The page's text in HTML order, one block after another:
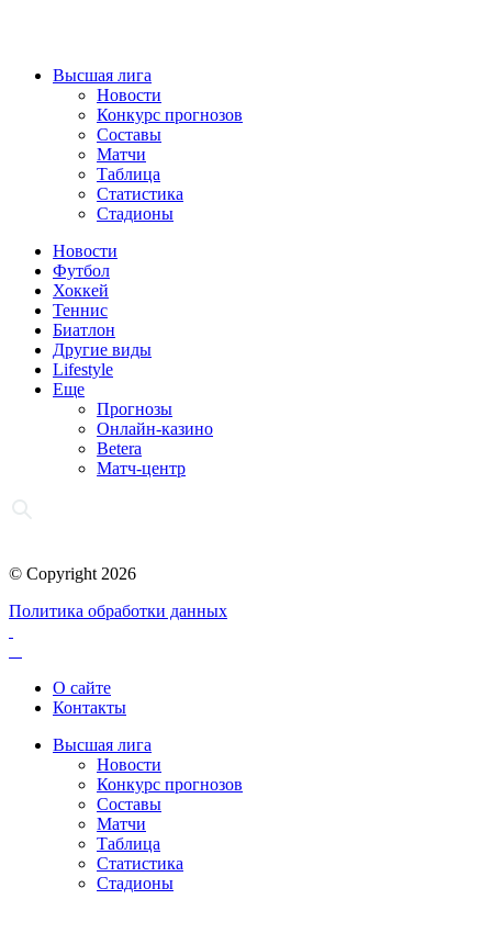
Высшая лига
Новости
Конкурс прогнозов
Составы
Матчи
Таблица
Статистика
Стадионы
Новости
Футбол
Хоккей
Теннис
Биатлон
Другие виды
Lifestyle
Еще
Прогнозы
Онлайн-казино
Betera
Матч-центр
© Copyright 2026
Политика обработки данных
О сайте
Контакты
Высшая лига
Новости
Конкурс прогнозов
Составы
Матчи
Таблица
Статистика
Стадионы